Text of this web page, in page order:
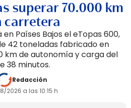
superar 70.000 km
carretera
Países Bajos el eTopas 600,
42 toneladas fabricado en
km de autonomía y carga del
38 minutos.
Redacción
2026 a las 10:15 h